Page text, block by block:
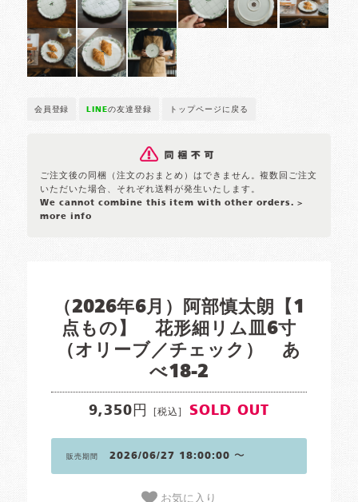
会員登録 LINEの友達登録 トップページに戻る
ご注文後の同梱（注文のおまとめ）はできません。複数回ご注文
いただいた場合、それぞれ送料が発生いたします。
We cannot combine this item with other orders. >
more info
（2026年6月）阿部慎太朗【1
点もの】 花形細リム皿6寸
（オリーブ／チェック） あ
べ18-2
9,350円 [税込] SOLD OUT
販売期間 2026/06/27 18:00:00 〜
お気に入り